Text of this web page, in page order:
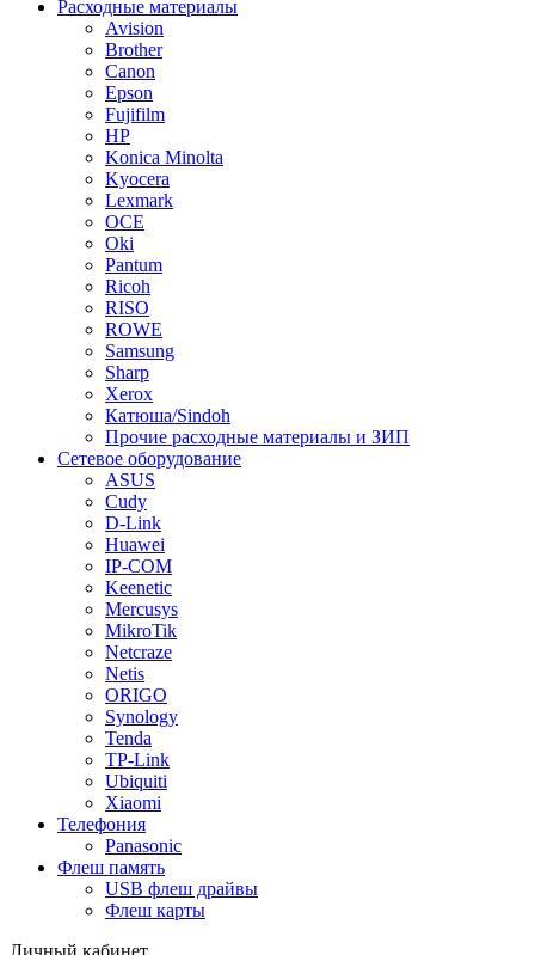
Расходные материалы
Avision
Brother
Canon
Epson
Fujifilm
HP
Konica Minolta
Kyocera
Lexmark
OCE
Oki
Pantum
Ricoh
RISO
ROWE
Samsung
Sharp
Xerox
Катюша/Sindoh
Прочие расходные материалы и ЗИП
Сетевое оборудование
ASUS
Cudy
D-Link
Huawei
IP-COM
Keenetic
Mercusys
MikroTik
Netcraze
Netis
ORIGO
Synology
Tenda
TP-Link
Ubiquiti
Xiaomi
Телефония
Panasonic
Флеш память
USB флеш драйвы
Флеш карты
Личный кабинет